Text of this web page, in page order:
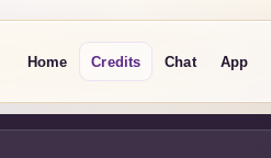
Home Credits Chat App